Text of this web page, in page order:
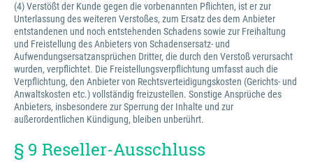
(4) Verstößt der Kunde gegen die vorbenannten Pflichten, ist er zur
Unterlassung des weiteren Verstoßes, zum Ersatz des dem Anbieter
entstandenen und noch entstehenden Schadens sowie zur Freihaltung
und Freistellung des Anbieters von Schadensersatz- und
Aufwendungsersatzansprüchen Dritter, die durch den Verstoß verursacht
wurden, verpflichtet. Die Freistellungsverpflichtung umfasst auch die
Verpflichtung, den Anbieter von Rechtsverteidigungskosten (Gerichts- und
Anwaltskosten etc.) vollständig freizustellen. Sonstige Ansprüche des
Anbieters, insbesondere zur Sperrung der Inhalte und zur
außerordentlichen Kündigung, bleiben unberührt.
§ 9 Reseller-Ausschluss